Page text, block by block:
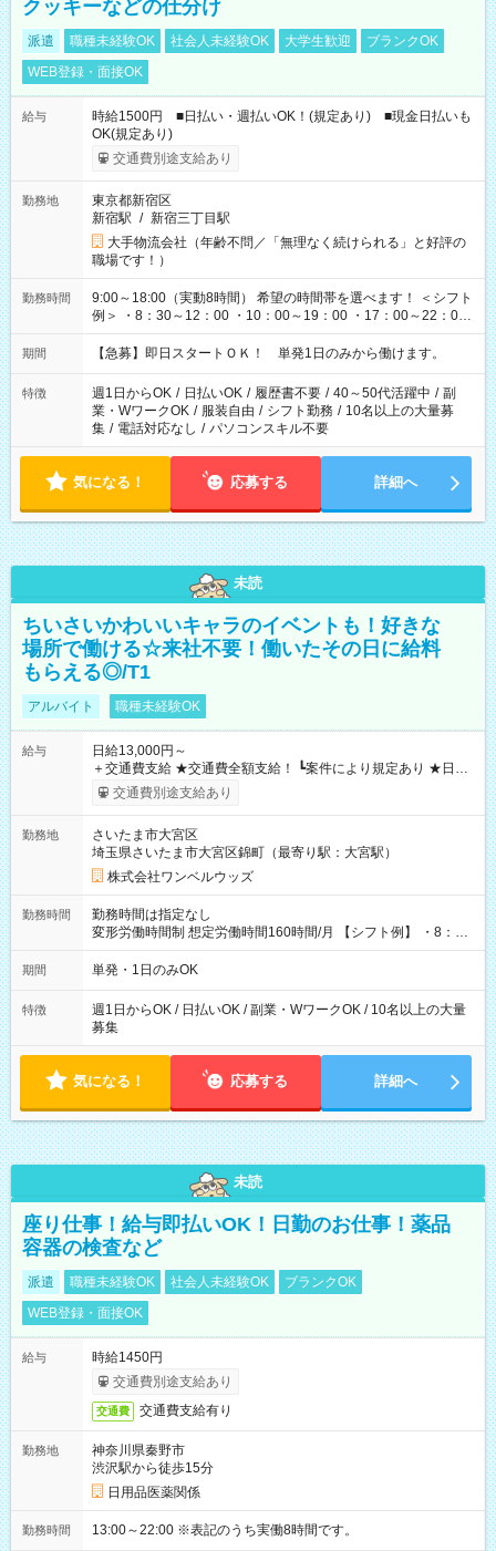
クッキーなどの仕分け
派遣 職種未経験OK 社会人未経験OK 大学生歓迎
ブランクOK
WEB登録・面接OK
給与
時給1500円 ■日払い・週払いOK！(規定あり) ■現金日払いも
OK(規定あり)
交通費別途支給あり
勤務地
東京都新宿区
新宿駅 / 新宿三丁目駅
大手物流会社（年齢不問／「無理なく続けられる」と好評の
職場です！）
勤務時間
9:00～18:00（実動8時間） 希望の時間帯を選べます！ ＜シフト
例＞ ・8：30～12：00 ・10：00～19：00 ・17：00～22：00
・13：00～22：00 ・22：00～翌6：00 など
期間 【急募】即日スタートＯＫ！ 単発1日のみから働けます。
特徴 週1日からOK / 日払いOK / 履歴書不要 / 40～50代活躍中 / 副
業・WワークOK / 服装自由 / シフト勤務 / 10名以上の大量募
集 / 電話対応なし / パソコンスキル不要
気になる！ 応募する 詳細へ
未読
ちいさいかわいいキャラのイベントも！好きな
場所で働ける☆来社不要！働いたその日に給料
もらえる◎/T1
アルバイト 職種未経験OK
給与
日給13,000円～
＋交通費支給 ★交通費全額支給！ ┗案件により規定あり ★日払
いOK！（規定あり） ┗働いたその日に現金GET♪ お仕事後はコ
ンビニATMから 日払い分を引き落とせます！ 【試用期間】試
交通費別途支給あり
勤務地
さいたま市大宮区
埼玉県さいたま市大宮区錦町（最寄り駅：大宮駅）
株式会社ワンベルウッズ
勤務時間
勤務時間は指定なし
変形労働時間制 想定労働時間160時間/月 【シフト例】 ・8：00
～21：00
期間 単発・1日のみOK
特徴
週1日からOK / 日払いOK / 副業・WワークOK / 10名以上の大量
募集
気になる！ 応募する 詳細へ
未読
座り仕事！給与即払いOK！日勤のお仕事！薬品
容器の検査など
派遣 職種未経験OK 社会人未経験OK
ブランクOK
WEB登録・面接OK
給与
時給1450円
交通費別途支給あり
交通費 交通費支給有り
勤務地
神奈川県秦野市
渋沢駅から徒歩15分
日用品医薬関係
勤務時間 13:00～22:00 ※表記のうち実働8時間です。